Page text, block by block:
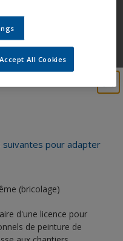
suivantes pour adapter
(bricolage)
d'une licence pour
de peinture de
dont vous avez
en toute
expertise
notre innovation
Accept All Cookies